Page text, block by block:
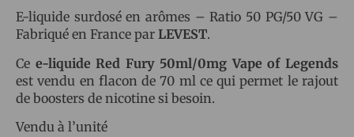
E-liquide surdosé en arômes – Ratio 50 PG/50 VG –
Fabriqué en France par LEVEST.
Ce e-liquide Red Fury 50ml/0mg Vape of Legends
est vendu en flacon de 70 ml ce qui permet le rajout
de boosters de nicotine si besoin.
Vendu à l’unité